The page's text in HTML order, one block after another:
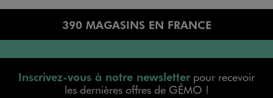
390 MAGASINS EN FRANCE
Inscrivez-vous à notre newsletterpour recevoir
les dernières offres de GÉMO !